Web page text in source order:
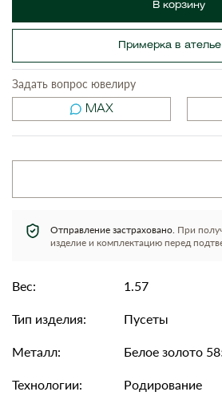
В корзину
Примерка в
Задать вопрос ювелиру
MAX
Отправление застраховано. При
изделие и комплектацию перед
Вес:
1.57
Тип изделия:
Пусеты
Металл:
Белое золото
Технологии:
Родирование